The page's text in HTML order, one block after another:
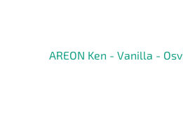
AREON Ken - Vanilla -